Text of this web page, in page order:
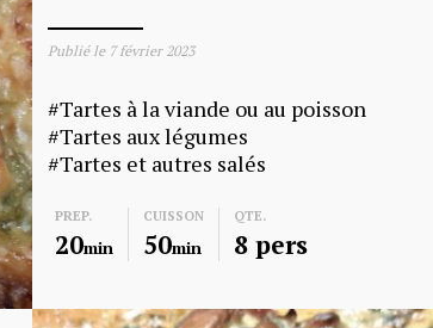
Publié le 7 février 2023
Tartes à la viande ou au poisson
Tartes aux légumes
Tartes et autres salés
PREP.
20min
CUISSON
50min
QTE.
8 pers